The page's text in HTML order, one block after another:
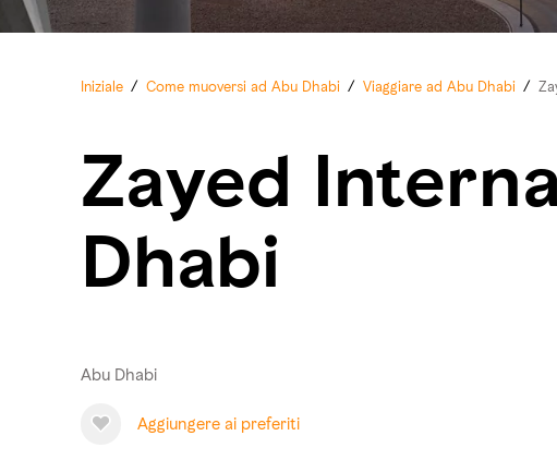
Iniziale / Come muoversi ad Abu Dhabi / Viaggiare ad Abu Dhabi /
Zayed
Dhabi
Abu Dhabi
Aggiungere ai preferiti